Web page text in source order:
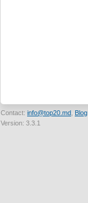
Contact: info@top20.md Blog
Version: 3.3.1